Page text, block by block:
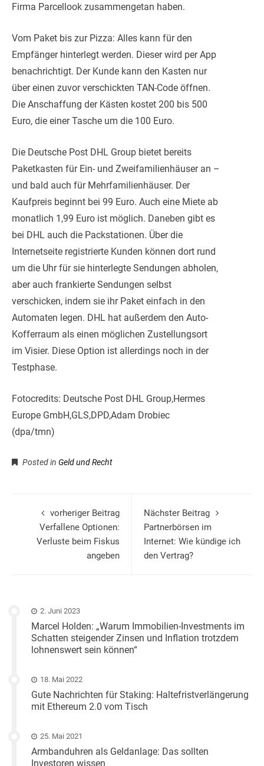
Firma Parcellook zusammengetan haben.
Vom Paket bis zur Pizza: Alles kann für den
Empfänger hinterlegt werden. Dieser wird per App
benachrichtigt. Der Kunde kann den Kasten nur
über einen zuvor verschickten TAN-Code öffnen.
Die Anschaffung der Kästen kostet 200 bis 500
Euro, die einer Tasche um die 100 Euro.
Die Deutsche Post DHL Group bietet bereits
Paketkasten für Ein- und Zweifamilienhäuser an –
und bald auch für Mehrfamilienhäuser. Der
Kaufpreis beginnt bei 99 Euro. Auch eine Miete ab
monatlich 1,99 Euro ist möglich. Daneben gibt es
bei DHL auch die Packstationen. Über die
Internetseite registrierte Kunden können dort rund
um die Uhr für sie hinterlegte Sendungen abholen,
aber auch frankierte Sendungen selbst
verschicken, indem sie ihr Paket einfach in den
Automaten legen. DHL hat außerdem den Auto-
Kofferraum als einen möglichen Zustellungsort
im Visier. Diese Option ist allerdings noch in der
Testphase.
Fotocredits: Deutsche Post DHL Group,Hermes
Europe GmbH,GLS,DPD,Adam Drobiec
(dpa/tmn)
Posted in Geld und Recht
vorheriger Beitrag
Verfallene Optionen:
Verluste beim Fiskus
angeben
Nächster Beitrag
Partnerbörsen im
Internet: Wie kündige ich
den Vertrag?
2. Juni 2023
Marcel Holden: „Warum Immobilien-Investments im
Schatten steigender Zinsen und Inflation trotzdem
lohnenswert sein können“
18. Mai 2022
Gute Nachrichten für Staking: Haltefristverlängerung
mit Ethereum 2.0 vom Tisch
25. Mai 2021
Armbanduhren als Geldanlage: Das sollten
Investoren wissen